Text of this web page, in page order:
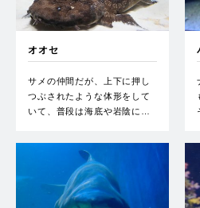
オオセ
サメの仲間だが、上下に押し
つぶされたような体形をして
いて、普段は海底や岩陰に…